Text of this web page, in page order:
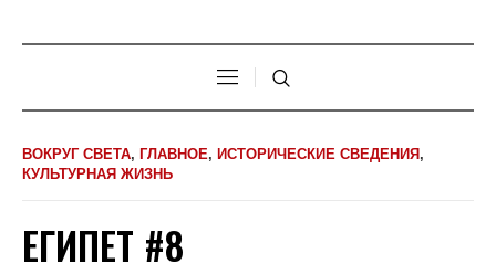
ВОКРУГ СВЕТА, ГЛАВНОЕ, ИСТОРИЧЕСКИЕ СВЕДЕНИЯ ,
КУЛЬТУРНАЯ ЖИЗНЬ
ЕГИПЕТ #8